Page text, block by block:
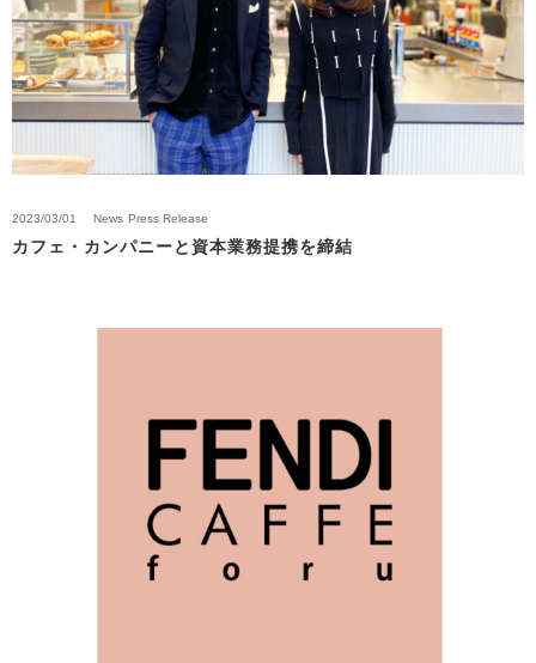
2023/03/01 News Press Release
カフェ・カンパニーと資本業務提携を締結